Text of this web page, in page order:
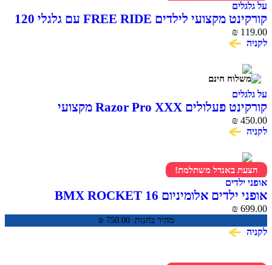
על גלגלים
קורקינט מקצועי לילדים FREE RIDE עם גלגלי 120
מ"מ
₪ 119.00
לקניה
על גלגלים
קורקינט פעלולים Razor Pro XXX מקצועי
לפריסטייל וסקייטפארק
₪ 450.00
לקניה
הצעת באנדל משתלמת!
אופני ילדים
אופני ילדים אלומיניום BMX ROCKET 16
מחיר בחנות: ₪ 750.00
₪ 699.00
לקניה